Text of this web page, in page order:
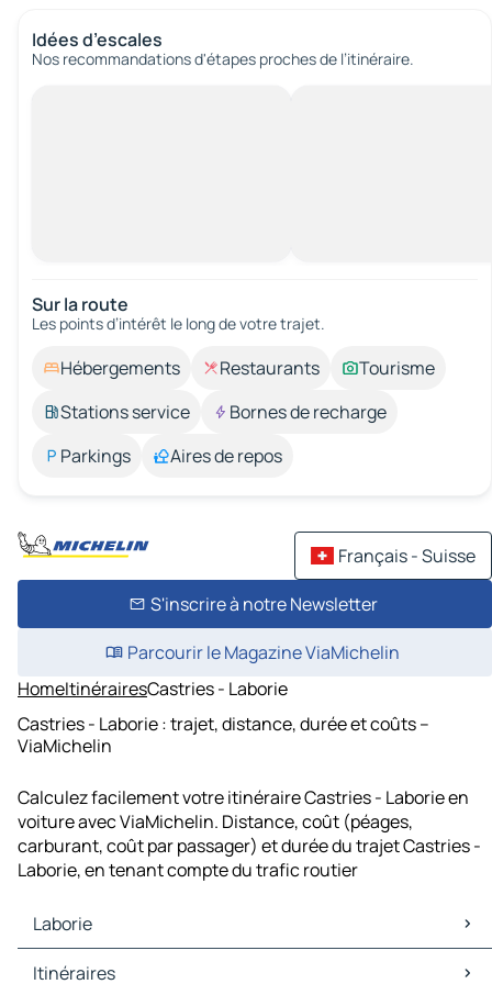
Idées d’escales
Nos recommandations d'étapes proches de l’itinéraire.
Sur la route
Les points d’intérêt le long de votre trajet.
Hébergements Restaurants
Tourisme
Stations service
Bornes de recharge
Parkings
Aires de repos
Français - Suisse
S'inscrire à notre Newsletter
Parcourir le Magazine ViaMichelin
HomeItinérairesCastries - Laborie
Castries - Laborie : trajet, distance, durée et coûts –
ViaMichelin
Calculez facilement votre itinéraire Castries - Laborie en
voiture avec ViaMichelin. Distance, coût (péages,
carburant, coût par passager) et durée du trajet Castries -
Laborie, en tenant compte du trafic routier
Laborie
Laborie Cartes et plans
Itinéraires